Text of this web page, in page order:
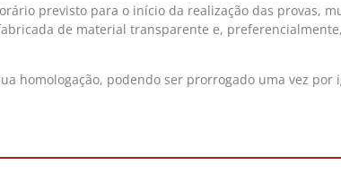
previsto para o início da realização das provas,
de material transparente e,
homologação, podendo ser prorrogado uma vez